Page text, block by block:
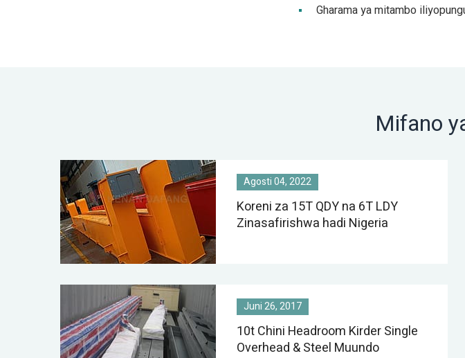
Gharama ya mitambo
Mifano
Agosti 04, 2022
Koreni za 15T QDY na 6T LDY
Zinasafirishwa hadi Nigeria
Juni 26, 2017
10t Chini Headroom Kirder Single
Overhead & Steel Muundo